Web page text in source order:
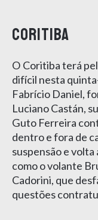
Coritiba
O Coritiba terá
difícil nesta
Fabrício Daniel,
Luciano Castán,
Guto Ferreira
dentro e fora de
suspensão e
como o volante
Cadorini, que
questões